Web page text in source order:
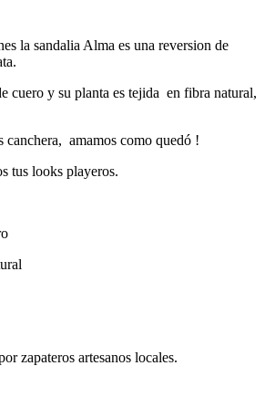
la sandalia Alma es una reversion de
cuero y su planta es tejida en fibra natural,
canchera, amamos como quedó !
tus looks playeros.
zapateros artesanos locales.